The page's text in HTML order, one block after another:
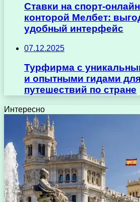
Ставки на спорт-
конторой Мелбет:
удобный интерфейс
07.12.2025
Турфирма с
и опытными гидами
путешествий по стране
Интересно